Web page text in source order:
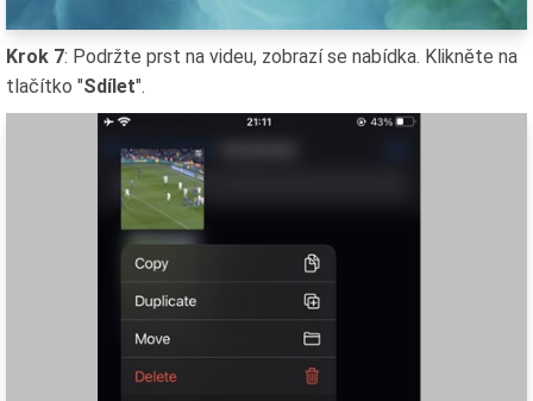
Krok 7: Podržte prst na videu, zobrazí se nabídka. Klikněte na
tlačítko "Sdílet".